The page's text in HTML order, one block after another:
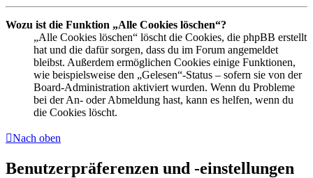
Wozu ist die Funktion „Alle Cookies löschen“?
„Alle Cookies löschen“ löscht die Cookies, die phpBB erstellt
hat und die dafür sorgen, dass du im Forum angemeldet
bleibst. Außerdem ermöglichen Cookies einige Funktionen,
wie beispielsweise den „Gelesen“-Status – sofern sie von der
Board-Administration aktiviert wurden. Wenn du Probleme
bei der An- oder Abmeldung hast, kann es helfen, wenn du
die Cookies löscht.
Nach oben
Benutzerpräferenzen und -einstellungen